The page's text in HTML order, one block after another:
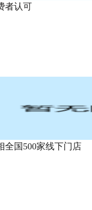
者认可
全国500家线下门店